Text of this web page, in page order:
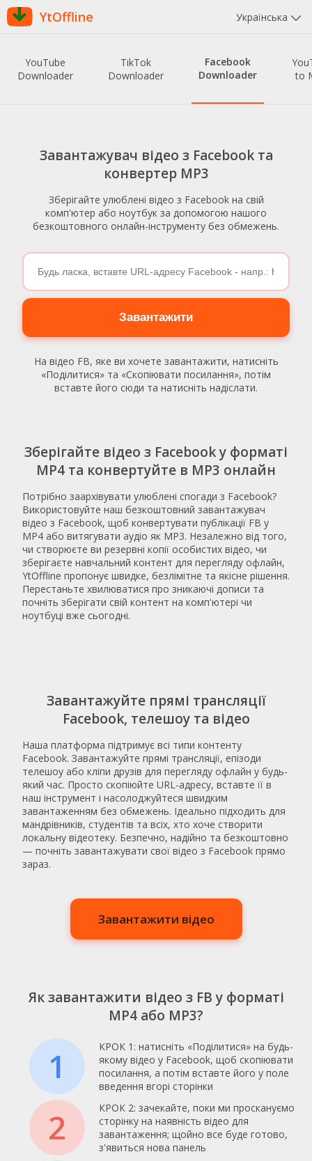
YtOffline Українська
YouTube
Downloader
TikTok
Downloader
Facebook
Downloader
to
Завантажувач відео з Facebook та
конвертер MP3
Зберігайте улюблені відео з Facebook на свій
комп'ютер або ноутбук за допомогою нашого
безкоштовного онлайн-інструменту без обмежень.
Завантажити
На відео FB, яке ви хочете завантажити, натисніть
«Поділитися» та «Скопіювати посилання», потім
вставте його сюди та натисніть надіслати.
Зберігайте відео з Facebook у форматі
MP4 та конвертуйте в MP3 онлайн
Потрібно заархівувати улюблені спогади з Facebook?
Використовуйте наш безкоштовний завантажувач
відео з Facebook, щоб конвертувати публікації FB у
MP4 або витягувати аудіо як MP3. Незалежно від того,
чи створюєте ви резервні копії особистих відео, чи
зберігаєте навчальний контент для перегляду офлайн,
YtOffline пропонує швидке, безлімітне та якісне рішення.
Перестаньте хвилюватися про зникаючі дописи та
почніть зберігати свій контент на комп'ютері чи
ноутбуці вже сьогодні.
Завантажуйте прямі трансляції
Facebook, телешоу та відео
Наша платформа підтримує всі типи контенту
Facebook. Завантажуйте прямі трансляції, епізоди
телешоу або кліпи друзів для перегляду офлайн у будь-
який час. Просто скопіюйте URL-адресу, вставте її в
наш інструмент і насолоджуйтеся швидким
завантаженням без обмежень. Ідеально підходить для
мандрівників, студентів та всіх, хто хоче створити
локальну відеотеку. Безпечно, надійно та безкоштовно
— почніть завантажувати свої відео з Facebook прямо
зараз.
Завантажити відео
Як завантажити відео з FB у форматі
MP4 або MP3?
1
КРОК 1: натисніть «Поділитися» на будь-
якому відео у Facebook, щоб скопіювати
посилання, а потім вставте його у поле
введення вгорі сторінки
2
КРОК 2: зачекайте, поки ми проскануємо
сторінку на наявність відео для
завантаження; щойно все буде готово,
з'явиться нова панель